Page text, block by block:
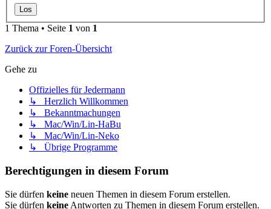
1 Thema • Seite 1 von 1
Zurück zur Foren-Übersicht
Gehe zu
Offizielles für Jedermann
↳ Herzlich Willkommen
↳ Bekanntmachungen
↳ Mac/Win/Lin-HaBu
↳ Mac/Win/Lin-Neko
↳ Übrige Programme
Berechtigungen in diesem Forum
Sie dürfen keine neuen Themen in diesem Forum erstellen.
Sie dürfen keine Antworten zu Themen in diesem Forum erstellen.